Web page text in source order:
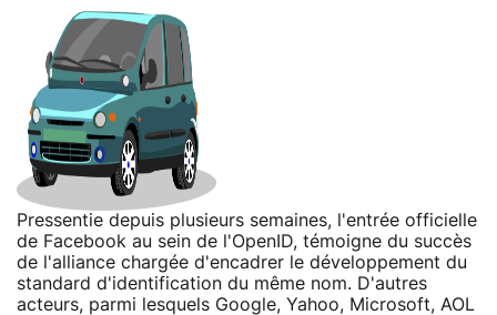
Pressentie depuis plusieurs semaines, l'entrée officielle
de Facebook au sein de l'OpenID, témoigne du succès
de l'alliance chargée d'encadrer le développement du
standard d'identification du même nom. D'autres
acteurs, parmi lesquels Google, Yahoo, Microsoft, AOL